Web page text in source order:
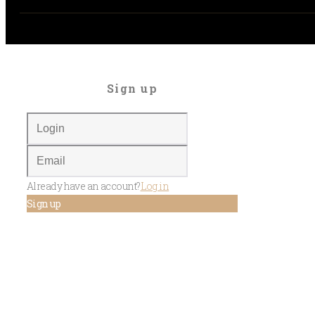
Sign up
Already have an account?Log in
Sign up